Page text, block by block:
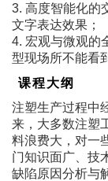
3. 高度智能化的
文字表达效果；
4. 宏观与微观的
型现场所不能看
课程大纲
注塑生产过程中
来，大多数注塑
料浪费大，对一
门知识面广、技
缺陷原因分析与